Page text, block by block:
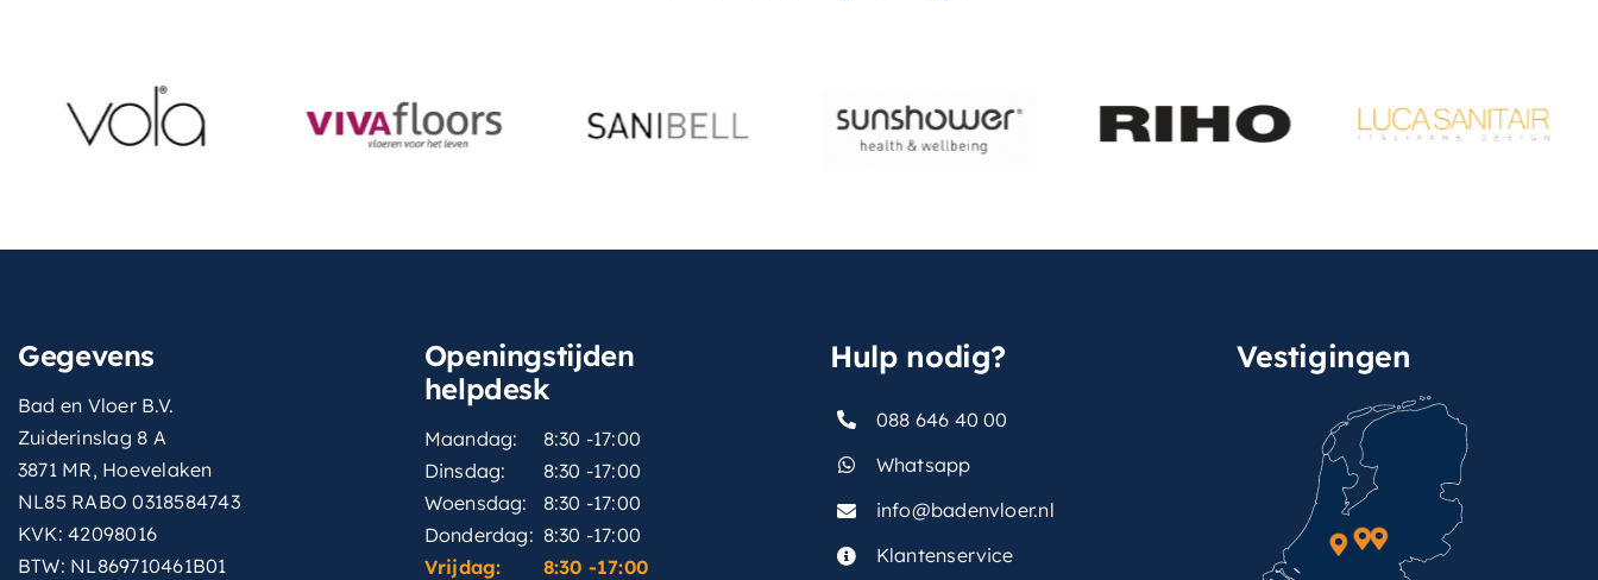
Gegevens
Bad en Vloer B.V.
Zuiderinslag 8 A
3871 MR, Hoevelaken
NL85 RABO 0318584743
KVK: 42098016
BTW: NL869710461B01
Openingstijden
helpdesk
Maandag:
8:30 -17:00
Dinsdag:
8:30 -17:00
Woensdag:
8:30 -17:00
Donderdag: 8:30 -17:00
Vrijdag:
8:30 -17:00
Hulp nodig?
088 646 40 00
Whatsapp
info@badenvloer.nl
Klantenservice
Vestigingen